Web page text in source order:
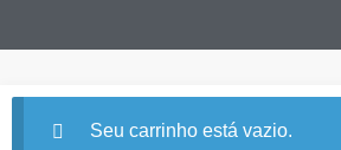
Seu carrinho está vazio.